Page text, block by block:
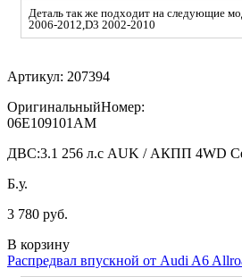
Деталь так же подходит на следующие
2006-2012,D3 2002-2010
Артикул: 207394
ОригинальныйНомер:
06E109101AM
ДВС:3.1 256 л.с AUK / АКПП 4WD
Б.у.
3 780 руб.
В корзину
Распредвал впускной от Audi A6